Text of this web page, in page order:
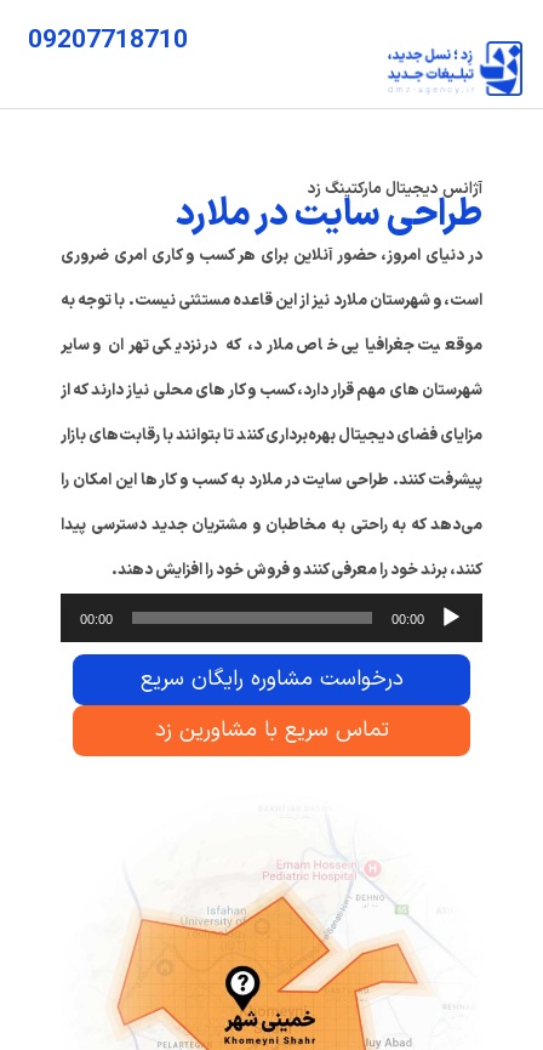
09207718710
آژانس دیجیتال مارکتینگ زد
طراحی سایت در ملارد
در دنیای امروز، حضور آنلاین برای هر کسب‌ و کاری امری ضروری
است، و شهرستان ملارد نیز از این قاعده مستثنی نیست. با توجه به
موقعیت جغرافیایی خاص ملارد، که در نزدیکی تهران و سایر
شهرستان‌ های مهم قرار دارد، کسب‌ و کار های محلی نیاز دارند که از
مزایای فضای دیجیتال بهره‌برداری کنند تا بتوانند با رقابت‌های بازار
پیشرفت کنند. طراحی سایت در ملارد به کسب‌ و کار ها این امکان را
می‌دهد که به راحتی به مخاطبان و مشتریان جدید دسترسی پیدا
کنند، برند خود را معرفی کنند و فروش خود را افزایش دهند.
00:00
00:00
درخواست مشاوره رایگان سریع
تماس سریع با مشاورین زد